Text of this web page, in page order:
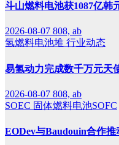
斗山燃料电池获1087亿韩
2026-08-07 808, ab
氢燃料电池堆 行业动态
易氢动力完成数千万元天
2026-08-07 808, ab
SOEC 固体燃料电池SOFC
EODev与Baudouin合作推